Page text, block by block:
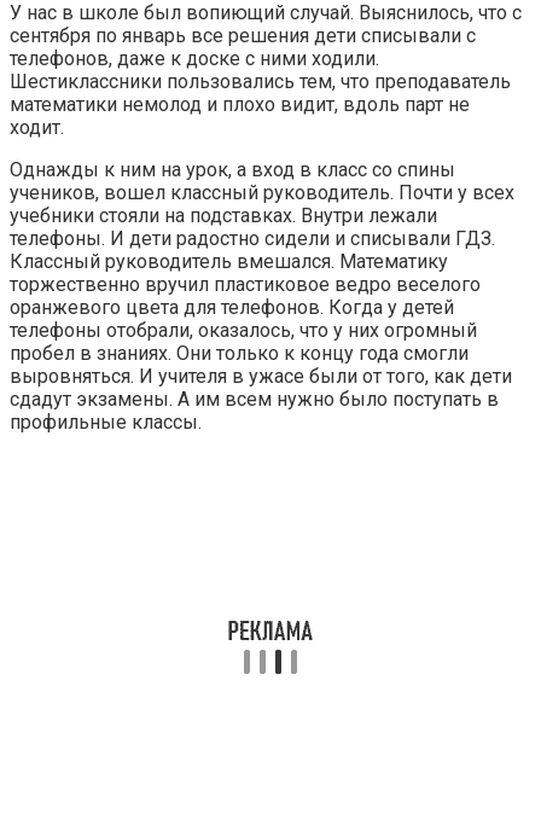
У нас в школе был вопиющий случай. Выяснилось, что с
сентября по январь все решения дети списывали с
телефонов, даже к доске с ними ходили.
Шестиклассники пользовались тем, что преподаватель
математики немолод и плохо видит, вдоль парт не
ходит.
Однажды к ним на урок, а вход в класс со спины
учеников, вошел классный руководитель. Почти у всех
учебники стояли на подставках. Внутри лежали
телефоны. И дети радостно сидели и списывали ГДЗ.
Классный руководитель вмешался. Математику
торжественно вручил пластиковое ведро веселого
оранжевого цвета для телефонов. Когда у детей
телефоны отобрали, оказалось, что у них огромный
пробел в знаниях. Они только к концу года смогли
выровняться. И учителя в ужасе были от того, как дети
сдадут экзамены. А им всем нужно было поступать в
профильные классы.